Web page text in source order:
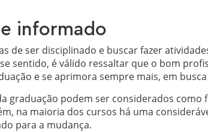
informado
de ser disciplinado e buscar fazer
sentido, é válido ressaltar que o bom
e se aprimora sempre mais, em
graduação podem ser considerados como
na maioria dos cursos há uma
para a mudança.